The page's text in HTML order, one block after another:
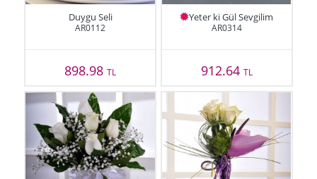
Duygu Seli
AR0112
898.98TL
Yeter ki Gül Sevgilim
AR0314
912.64 TL